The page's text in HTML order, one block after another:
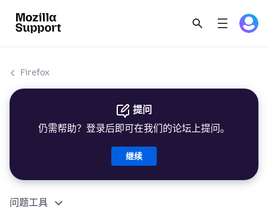
Firefox
提问
仍需帮助？登录后即可在我们的论坛上提问。
继续
问题工具